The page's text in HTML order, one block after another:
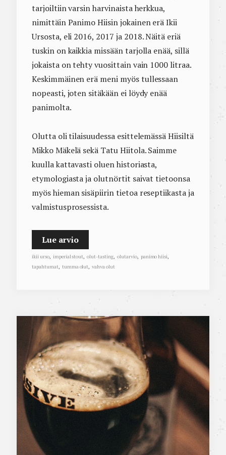
tarjoiltiin varsin harvinaista herkkua,
nimittäin Panimo Hiisin jokainen erä Ikii
Ursosta, eli 2016, 2017 ja 2018. Näitä eriä
tuskin on kaikkia missään tarjolla enää, sillä
jokaista on tehty vuosittain vain 1000 litraa.
Keskimmäinen erä meni myös tullessaan
nopeasti, joten sitäkään ei löydy enää
panimolta.
Olutta oli tilaisuudessa esittelemässä Hiisiltä
Mikko Mäkelä sekä Tatu Hiitola. Saimme
kuulla kattavasti oluen historiasta,
etymologiasta ja olutnörtit saivat tietoonsa
myös hieman sisäpiirin tietoa reseptiikasta ja
valmistusprosessista.
Lue arvio
ikii urso, imperial stout, olut-tasting, olutarvio, panimo hiisi,
tapahtumat, tumma olut, vahva olut